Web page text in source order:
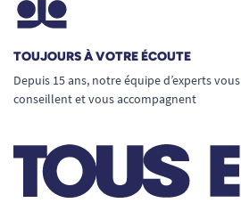
TOUJOURS À VOTRE ÉCOUTE
Depuis 15 ans, notre équipe d’experts vous
conseillent et vous accompagnent